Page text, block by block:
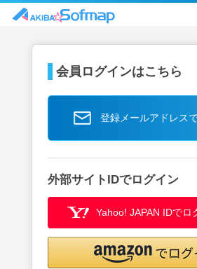
会員ログインはこちら
登録メールアドレス
外部サイトIDでログイン
Yahoo! JAPAN IDでロ